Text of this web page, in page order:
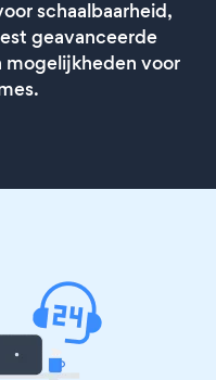
schaalbaarheid,
geavanceerde
voor